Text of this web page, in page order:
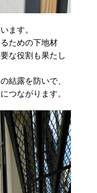
ます。
ための下地材
な役割も果たし
結露を防いで、
つながります。